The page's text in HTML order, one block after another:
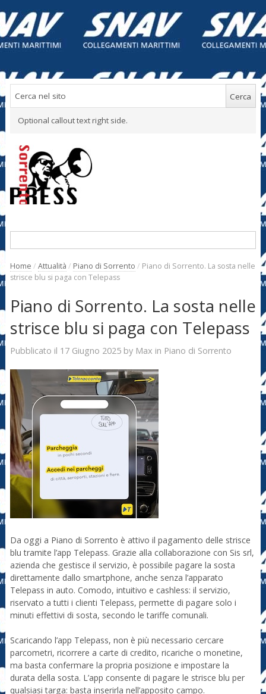
Optional callout text right side.
Home / Attualità / Piano di Sorrento / Piano di Sorrento. La sosta nelle
strisce blu si paga con Telepass
Piano di Sorrento. La sosta nelle
strisce blu si paga con Telepass
Pubblicato il 17 Giugno 2025by Max in Piano di Sorrento
Da oggi a Piano di Sorrento è attivo il pagamento delle strisce
blu tramite l’app Telepass. Grazie alla collaborazione con Sis srl,
azienda che gestisce il servizio, è possibile pagare la sosta
direttamente dallo smartphone, anche senza l’apparato
Telepass in auto. Comodo, intuitivo e cashless: il servizio,
riservato a tutti i clienti Telepass, permette di pagare solo i
minuti effettivi di sosta, secondo le tariffe comunali.
Scaricando l’app Telepass, non è più necessario cercare
parcometri, ricorrere a carte di credito, ricariche o monetine,
ma basta confermare la propria posizione e impostare la
durata della sosta. L’app consente di pagare le strisce blu per
qualsiasi targa: basta inserirla nell’apposito campo.